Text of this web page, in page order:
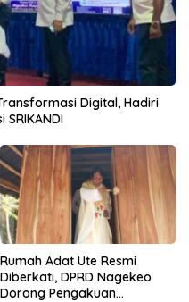
Digital, Hadiri
Rumah Adat Ute Resmi
Diberkati, DPRD Nagekeo
Dorong Pengakuan